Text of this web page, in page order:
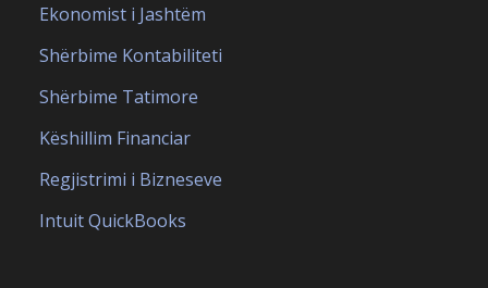
Ekonomist i Jashtëm
Shërbime Kontabiliteti
Shërbime Tatimore
Këshillim Financiar
Regjistrimi i Bizneseve
Intuit QuickBooks